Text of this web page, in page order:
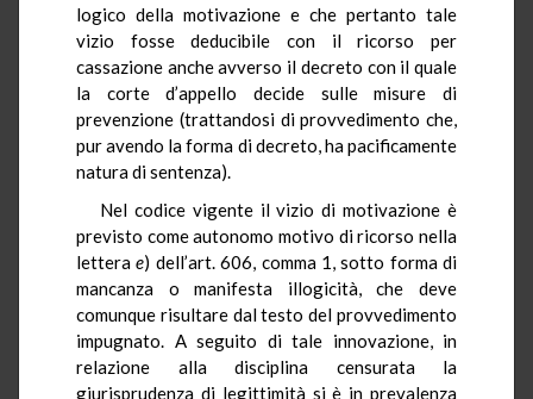
logico della motivazione e che pertanto tale
vizio fosse deducibile con il ricorso per
cassazione anche avverso il decreto con il quale
la corte d’appello decide sulle misure di
prevenzione (trattandosi di provvedimento che,
pur avendo la forma di decreto, ha pacificamente
natura di sentenza).
Nel codice vigente il vizio di motivazione è
previsto come autonomo motivo di ricorso nella
letterae) dell’art. 606, comma 1, sotto forma di
mancanza o manifesta illogicità, che deve
comunque risultare dal testo del provvedimento
impugnato. A seguito di tale innovazione, in
relazione alla disciplina censurata la
giurisprudenza di legittimità si è in prevalenza